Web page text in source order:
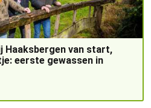
Haaksbergen van start,
eerste gewassen in